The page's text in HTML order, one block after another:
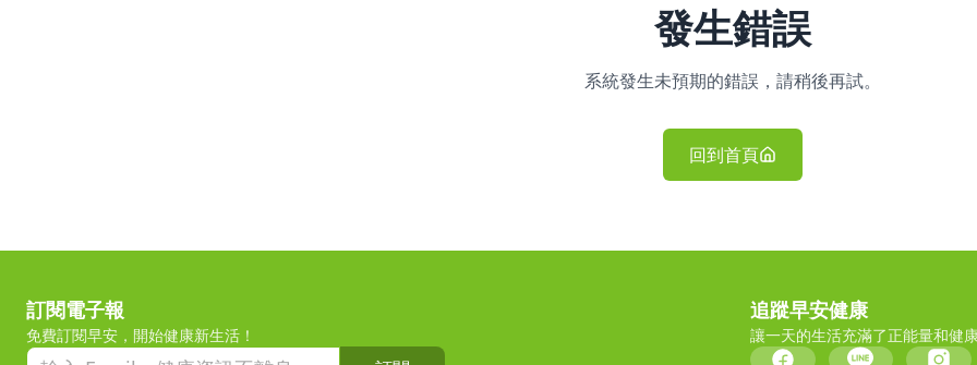
發生錯誤
系統發生未預期的錯誤，請稍後再試。
回到首頁
訂閱電子報
免費訂閱早安，開始健康新生活！
追蹤早安健康
讓一天的生活充滿了正能量和健